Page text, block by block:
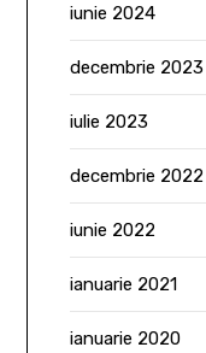
iunie 2024
decembrie 2023
iulie 2023
decembrie 2022
iunie 2022
ianuarie 2021
ianuarie 2020